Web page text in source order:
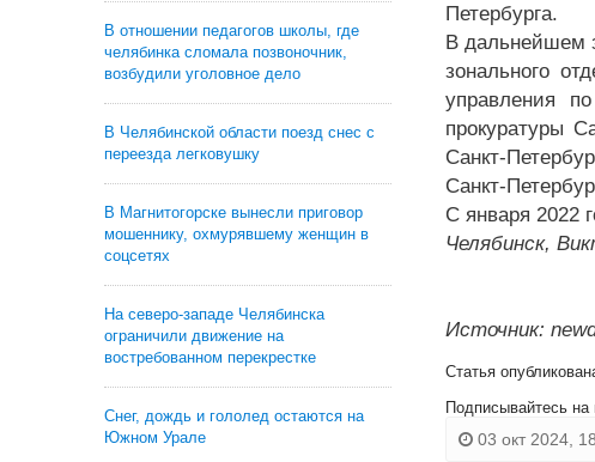
В отношении педагогов школы, где
челябинка сломала позвоночник,
возбудили уголовное дело
В Челябинской области поезд снес с
переезда легковушку
В Магнитогорске вынесли приговор
мошеннику, охмурявшему женщин в
соцсетях
На северо-западе Челябинска
ограничили движение на
востребованном перекрестке
Снег, дождь и гололед остаются на
Южном Урале
Петербурга.
В дальнейшем
зонального
управления
прокуратуры
Санкт-
Санкт-
С января 2022
Челябинск,
Источник:
Статья
Подписывайтесь на
03 окт 2024,